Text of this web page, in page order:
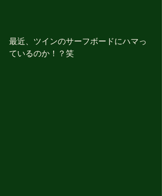
最近、ツインのサーフボードにハマっ
ているのか！？笑